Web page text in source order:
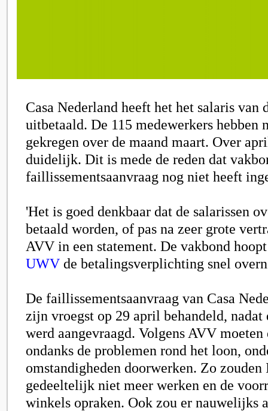
Casa Nederland heeft het het salaris van
uitbetaald. De 115 medewerkers hebben
gekregen over de maand maart. Over
duidelijk. Dit is mede de reden dat
faillissementsaanvraag nog niet heeft
'Het is goed denkbaar dat de salarissen
betaald worden, of pas na zeer grote
AVV in een statement. De vakbond
UWV de betalingsverplichting snel
De faillissementsaanvraag van Casa
zijn vroegst op 29 april behandeld, nadat
werd aangevraagd. Volgens AVV moeten
ondanks de problemen rond het loon,
omstandigheden doorwerken. Zo zouden
gedeeltelijk niet meer werken en de
winkels opraken. Ook zou er nauwelijks